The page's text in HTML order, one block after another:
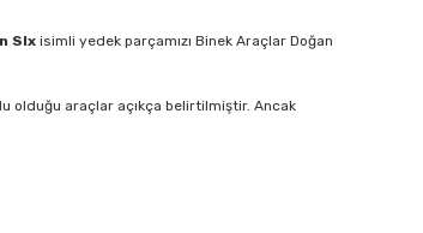
Slx isimli yedek parçamızı Binek Araçlar Doğan
olduğu araçlar açıkça belirtilmiştir. Ancak